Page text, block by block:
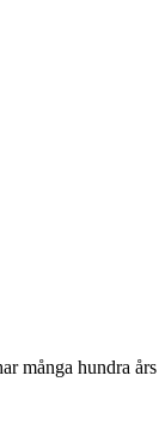
många hundra